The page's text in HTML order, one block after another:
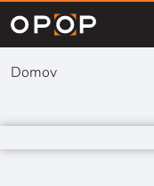
Skip to main content
Domov